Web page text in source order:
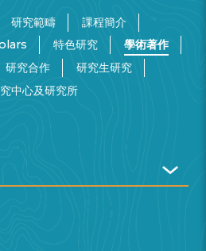
研究範疇
課程簡介
特色研究
學術著作
研究合作
研究生研究
中心及研究所